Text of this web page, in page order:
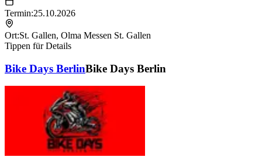
Termin:25.10.2026
Ort:St. Gallen, Olma Messen St. Gallen
Tippen für Details
Bike Days BerlinBike Days Berlin